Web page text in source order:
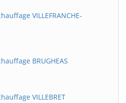
VILLEFRANCHE-
BRUGHEAS
VILLEBRET